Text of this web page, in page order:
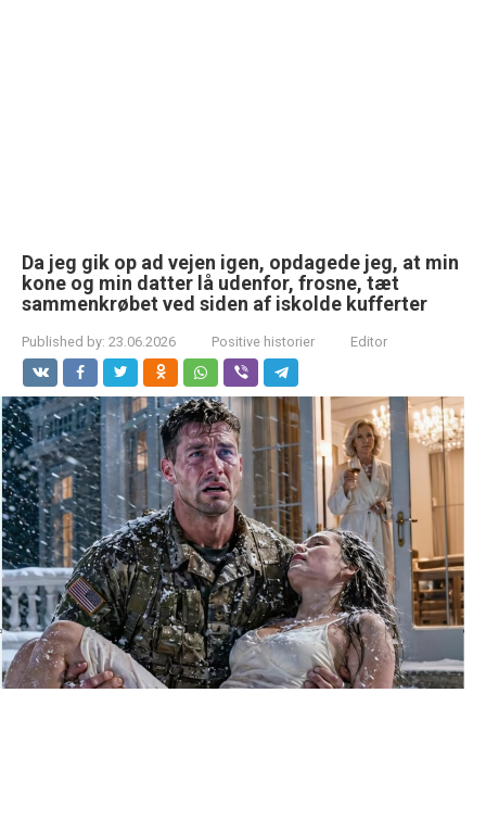
Da jeg gik op ad vejen igen, opdagede jeg, at min
kone og min datter lå udenfor, frosne, tæt
sammenkrøbet ved siden af iskolde kufferter
Published by: 23.06.2026 Positive historier Editor